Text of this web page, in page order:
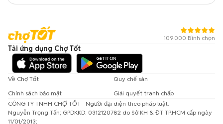
109.000 Bình chọn
Tải ứng dụng Chợ Tốt
Về Chợ Tốt
Quy chế sàn
Chính sách bảo mật
Giải quyết tranh chấp
CÔNG TY TNHH CHỢ TỐT - Người đại diện theo pháp luật:
Nguyễn Trọng Tấn; GPDKKD: 0312120782 do Sở KH & ĐT TP.HCM cấp ngày
11/01/2013;